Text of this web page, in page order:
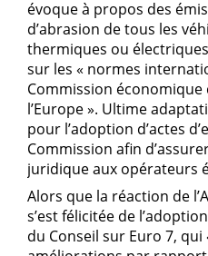
évoque à propos des
d’abrasion de tous les
thermiques ou
sur les « normes
Commission
l’Europe ». Ultime
pour l’adoption d’actes
Commission afin
juridique aux opérateurs
Alors que la réaction de
s’est félicitée de
du Conseil sur Euro 7,